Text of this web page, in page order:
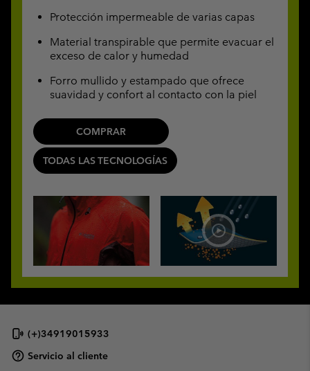
Protección impermeable de varias capas
Material transpirable que permite evacuar el
exceso de calor y humedad
Forro mullido y estampado que ofrece
suavidad y confort al contacto con la piel
COMPRAR
TODAS LAS TECNOLOGÍAS
(+)34919015933
Servicio al cliente